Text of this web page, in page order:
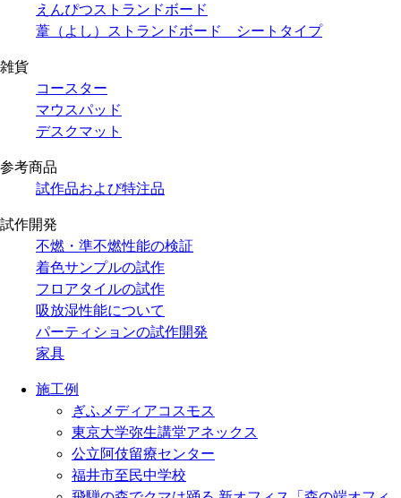
えんぴつストランドボード
葦（よし）ストランドボード シートタイプ
雑貨
コースター
マウスパッド
デスクマット
参考商品
試作品および特注品
試作開発
不燃・準不燃性能の検証
着色サンプルの試作
フロアタイルの試作
吸放湿性能について
パーティションの試作開発
家具
施工例
ぎふメディアコスモス
東京大学弥生講堂アネックス
公立阿伎留療センター
福井市至民中学校